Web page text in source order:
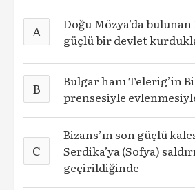
A
Doğu Mözya’da bulunan
güçlü bir devlet
B
Bulgar hanı Telerig’in
prensesiyle
C
Bizans’ın son güçlü
Serdika’ya (Sofya)
geçirildiğinde